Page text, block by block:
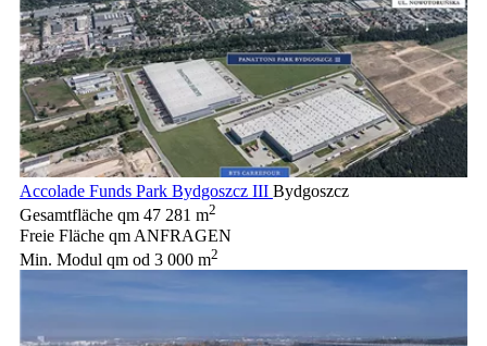
Accolade Funds Park Bydgoszcz III Bydgoszcz
Gesamtfläche qm 47 281 m2
Freie Fläche qm ANFRAGEN
Min. Modul qm od 3 000 m2